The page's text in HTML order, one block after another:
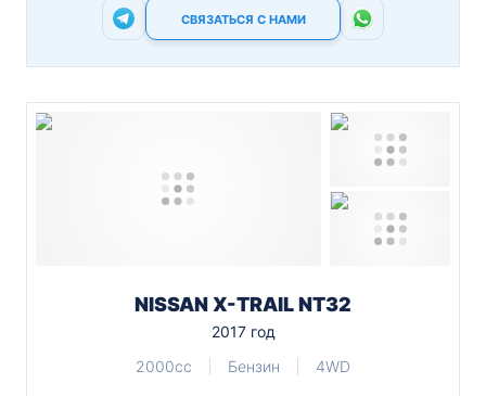
СВЯЗАТЬСЯ С НАМИ
NISSAN X-TRAIL NT32
2017 год
2000cc
Бензин 4WD